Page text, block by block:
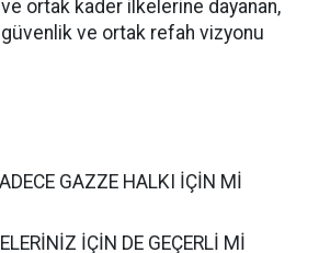
ve ortak kader ilkelerine dayanan,
güvenlik ve ortak refah vizyonu
GAZZE HALKI İÇİN Mİ
İÇİN DE GEÇERLİ Mİ